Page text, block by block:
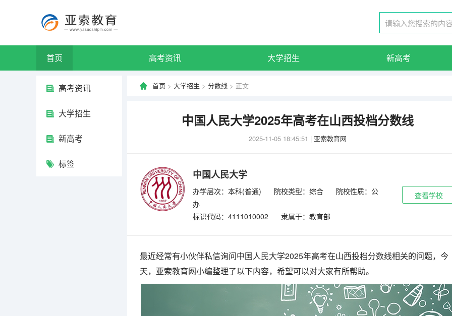
首页 高考资讯 大学招生 新高考
高考资讯
大学招生
新高考
标签
首页 > 大学招生 > 分数线 > 正文
中国人民大学2025年高考在山西投档分数线
2025-11-05 18:45:51 | 亚索教育网
中国人民大学
办学层次：本科(普通) 院校类型：综合
院校性质：公
办
标识代码：4111010002
隶属于：教育部
查看学校
最近经常有小伙伴私信询问中国人民大学2025年高考在山西投档分数线相关的问题，今
天，亚索教育网小编整理了以下内容，希望可以对大家有所帮助。